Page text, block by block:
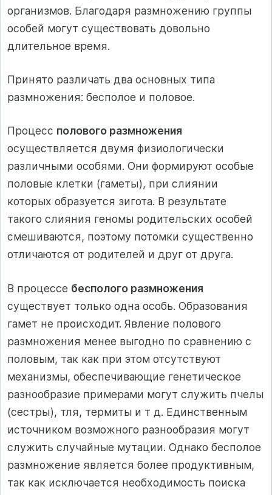
организмов. Благодаря размножению группы
особей могут существовать довольно
длительное время.
Принято различать два основных типа
размножения: бесполое и половое.
Процесс полового размножения
осуществляется двумя физиологически
различными особями. Они формируют особые
половые клетки (гаметы), при слиянии
которых образуется зигота. В результате
такого слияния геномы родительских особей
смешиваются, поэтому потомки существенно
отличаются от родителей и друг от друга.
В процессе бесполого размножения
существует только одна особь. Образования
гамет не происходит. Явление полового
размножения менее выгодно по сравнению с
половым, так как при этом отсутствуют
механизмы, обеспечивающие генетическое
разнообразие примерами могут служить пчелы
(сестры), тля, термиты и т д. Единственным
источником возможного разнообразия могут
служить случайные мутации. Однако бесполое
размножение является более продуктивным,
так как исключается необходимость поиска